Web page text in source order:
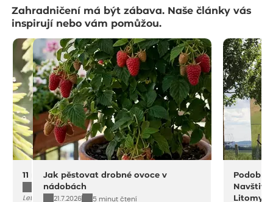
Zahradničení má být zábava. Naše články vás
inspirují nebo vám pomůžou.
11 na rostliny do sucha a horka
4.8.2026
10 minut čtení
Letošní léto dává zahradám zabrat. Přesto
Jak pěstovat drobné ovoce v
nádobách
21.7.2026
5 minut čtení
Litomyšli